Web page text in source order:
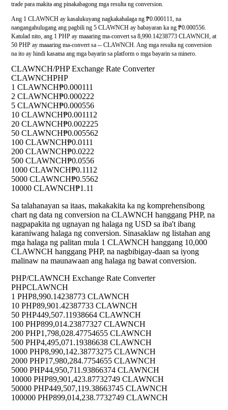
trade para makita ang pinakabagong mga resulta ng conversion.
Ang 1 CLAWNCH ay kasalukuyang nagkakahalaga ng ₱0.000111, na
nangangahulugang ang pagbili ng 5 CLAWNCH ay babayaran ka ng ₱0.000556.
Katulad nito, ang 1 PHP ay maaaring ma-convert sa 8,990.14238773 CLAWNCH, at
50 PHP ay maaaring ma-convert sa -- CLAWNCH. Ang mga resulta ng conversion
na ito ay hindi kasama ang mga bayarin sa platform o mga bayarin sa minero.
CLAWNCH/PHP Exchange Rate Converter
CLAWNCHPHP
1 CLAWNCH₱0.000111
2 CLAWNCH₱0.000222
5 CLAWNCH₱0.000556
10 CLAWNCH₱0.001112
20 CLAWNCH₱0.002225
50 CLAWNCH₱0.005562
100 CLAWNCH₱0.0111
200 CLAWNCH₱0.0222
500 CLAWNCH₱0.0556
1000 CLAWNCH₱0.1112
5000 CLAWNCH₱0.5562
10000 CLAWNCH₱1.11
Sa talahanayan sa itaas, makakakita ka ng komprehensibong
chart ng data ng conversion na CLAWNCH hanggang PHP, na
nagpapakita ng ugnayan ng halaga ng USD sa iba't ibang
karaniwang halaga ng conversion. Sinasaklaw ng listahan ang
mga halaga ng palitan mula 1 CLAWNCH hanggang 10,000
CLAWNCH hanggang PHP, na nagbibigay-daan sa iyong
malinaw na maunawaan ang halaga ng bawat conversion.
PHP/CLAWNCH Exchange Rate Converter
PHPCLAWNCH
1 PHP8,990.14238773 CLAWNCH
10 PHP89,901.42387733 CLAWNCH
50 PHP449,507.11938664 CLAWNCH
100 PHP899,014.23877327 CLAWNCH
200 PHP1,798,028.47754655 CLAWNCH
500 PHP4,495,071.19386638 CLAWNCH
1000 PHP8,990,142.38773275 CLAWNCH
2000 PHP17,980,284.7754655 CLAWNCH
5000 PHP44,950,711.93866374 CLAWNCH
10000 PHP89,901,423.87732749 CLAWNCH
50000 PHP449,507,119.38663745 CLAWNCH
100000 PHP899,014,238.7732749 CLAWNCH